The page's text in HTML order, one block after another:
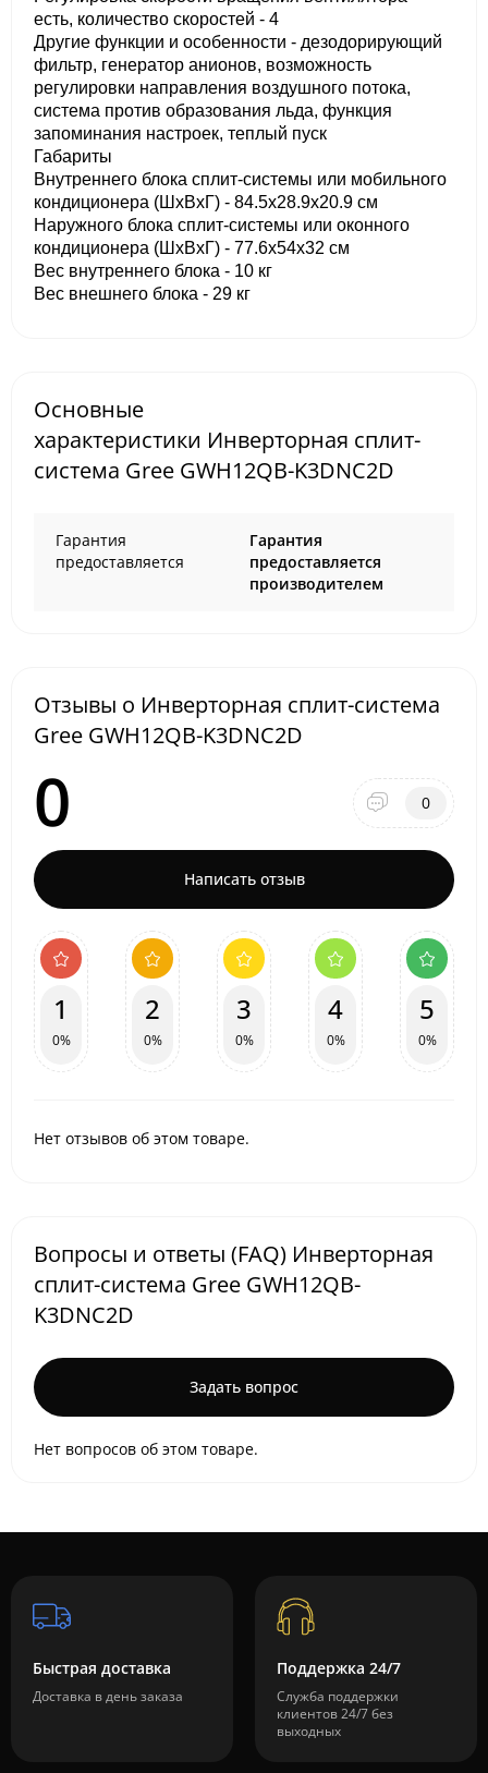
есть, количество скоростей - 4
Другие функции и особенности - дезодорирующий
фильтр, генератор анионов, возможность
регулировки направления воздушного потока,
система против образования льда, функция
запоминания настроек, теплый пуск
Габариты
Внутреннего блока сплит-системы или мобильного
кондиционера (ШxВxГ) - 84.5x28.9x20.9 см
Наружного блока сплит-системы или оконного
кондиционера (ШxВxГ) - 77.6x54x32 см
Вес внутреннего блока - 10 кг
Вес внешнего блока - 29 кг
Основные
характеристики Инверторная сплит-
система Gree GWH12QB-K3DNC2D
Гарантия
предоставляется
Гарантия
предоставляется
производителем
Отзывы о Инверторная сплит-система
Gree GWH12QB-K3DNC2D
0 0
Написать отзыв
1
0%
2
0%
3
0%
4
0%
5
0%
Нет отзывов об этом товаре.
Вопросы и ответы (FAQ) Инверторная
сплит-система Gree GWH12QB-
K3DNC2D
Задать вопрос
Нет вопросов об этом товаре.
Быстрая доставка
Доставка в день заказа
Поддержка 24/7
Служба поддержки
клиентов 24/7 без
выходных